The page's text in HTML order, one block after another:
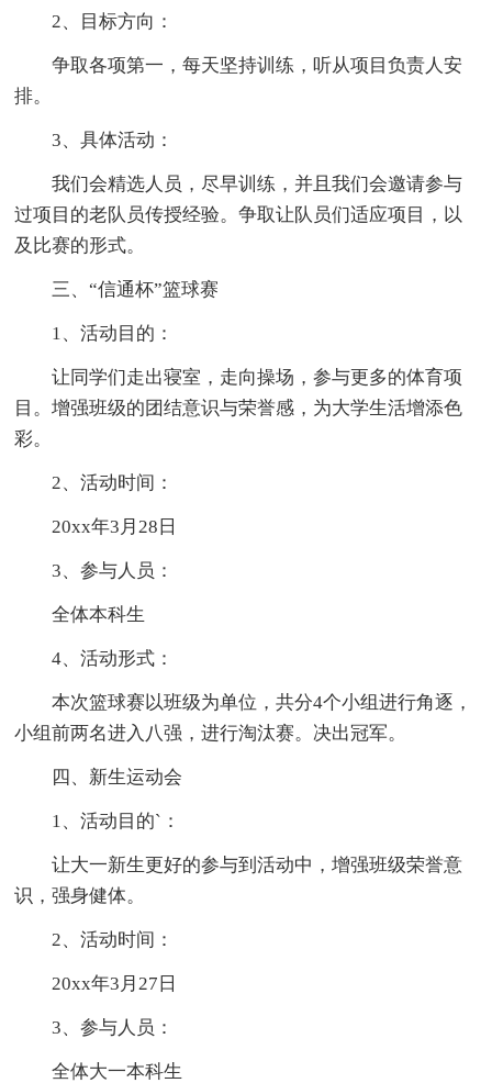
2、目标方向：
争取各项第一，每天坚持训练，听从项目负责人安
排。
3、具体活动：
我们会精选人员，尽早训练，并且我们会邀请参与
过项目的老队员传授经验。争取让队员们适应项目，以
及比赛的形式。
三、“信通杯”篮球赛
1、活动目的：
让同学们走出寝室，走向操场，参与更多的体育项
目。增强班级的团结意识与荣誉感，为大学生活增添色
彩。
2、活动时间：
20xx年3月28日
3、参与人员：
全体本科生
4、活动形式：
本次篮球赛以班级为单位，共分4个小组进行角逐，
小组前两名进入八强，进行淘汰赛。决出冠军。
四、新生运动会
1、活动目的`：
让大一新生更好的参与到活动中，增强班级荣誉意
识，强身健体。
2、活动时间：
20xx年3月27日
3、参与人员：
全体大一本科生